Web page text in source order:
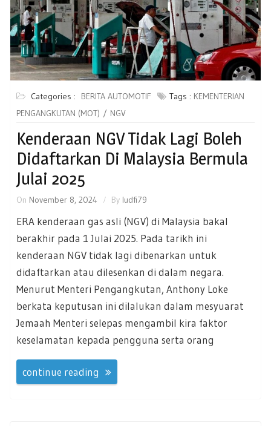
Categories : BERITA AUTOMOTIF Tags : KEMENTERIAN
PENGANGKUTAN (MOT)
NGV
Kenderaan NGV Tidak Lagi Boleh
Didaftarkan Di Malaysia Bermula
Julai 2025
On November 8, 2024 By ludfi79
ERA kenderaan gas asli (NGV) di Malaysia bakal
berakhir pada 1 Julai 2025. Pada tarikh ini
kenderaan NGV tidak lagi dibenarkan untuk
didaftarkan atau dilesenkan di dalam negara.
Menurut Menteri Pengangkutan, Anthony Loke
berkata keputusan ini dilalukan dalam mesyuarat
Jemaah Menteri selepas mengambil kira faktor
keselamatan kepada pengguna serta orang
continue reading